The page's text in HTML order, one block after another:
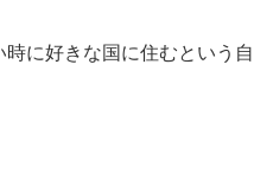
時に好きな国に住むという自